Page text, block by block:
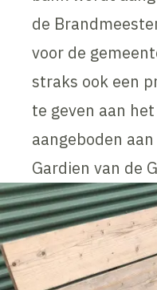
de
voor de
straks ook een
te geven aan
aangeboden
Gardien van de